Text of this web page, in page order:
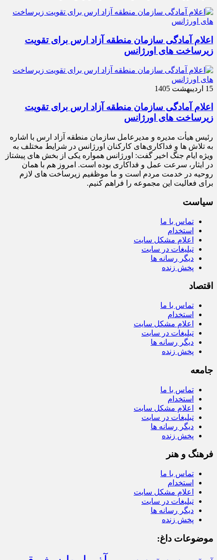
اعلام آمادگی سازمان منطقه آزاد ارس برای تقویت
زیرساخت‌ های اورژانس
15 اردیبهشت 1405
اعلام آمادگی سازمان منطقه آزاد ارس برای تقویت
زیرساخت‌ های اورژانس
رئیس هیأت‌ مدیره و مدیرعامل سازمان منطقه آزاد ارس با اشاره
به تلاش‌ ها و فداکاری‌های کارکنان اورژانس در شرایط مختلف به‌
ویژه ایام جنگ اخیر گفت: اورژانس همواره یکی از بخش‌ های پیشتاز
در ایثار، سرعت‌ عمل و فداکاری بوده است. امروز هم با همان
روحیه در خدمت مردم است و ما موظفیم زیرساخت‌ های لازم
برای فعالیت این مجموعه را فراهم کنیم.
سیاست
تماس با ما
استخدام
اعلام مشکل سایت
تبلیغات در سایت
دیگر رسانه ها
پخش زنده
اقتصاد
تماس با ما
استخدام
اعلام مشکل سایت
تبلیغات در سایت
دیگر رسانه ها
پخش زنده
جامعه
تماس با ما
استخدام
اعلام مشکل سایت
تبلیغات در سایت
دیگر رسانه ها
پخش زنده
فرهنگ و هنر
تماس با ما
استخدام
اعلام مشکل سایت
تبلیغات در سایت
دیگر رسانه ها
پخش زنده
موضوعات داغ: